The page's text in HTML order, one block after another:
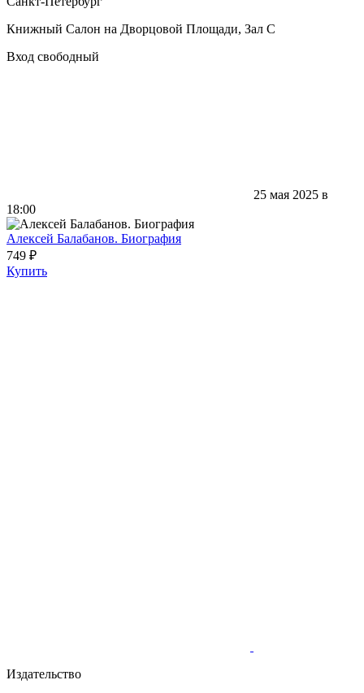
Книжный Салон на Дворцовой Площади, Зал С
Вход свободный
25 мая 2025 в
18:00
Алексей Балабанов. Биография
749 ₽
Купить
Издательство